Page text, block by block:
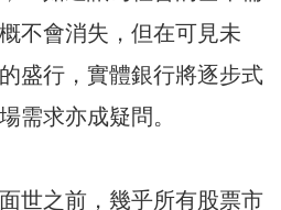
不會消失，但在可見未
盛行，實體銀行將逐步式
需求亦成疑問。
世之前，幾乎所有股票市